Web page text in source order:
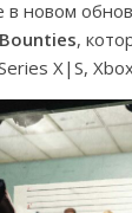
в новом
,
X|S,